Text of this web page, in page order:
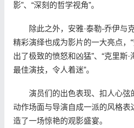
影”、“深刻的哲学视角”。
除此之外，安雅·泰勒-乔伊与克
精彩演绎也成为影片的一大亮点，
出了极致的愤怒和凶猛”、“克里斯
最佳演技，令人着迷”。
演员们的出色表现、扣人心弦
动作场面与导演自成一派的风格表
造了一场惊艳的观影盛宴。